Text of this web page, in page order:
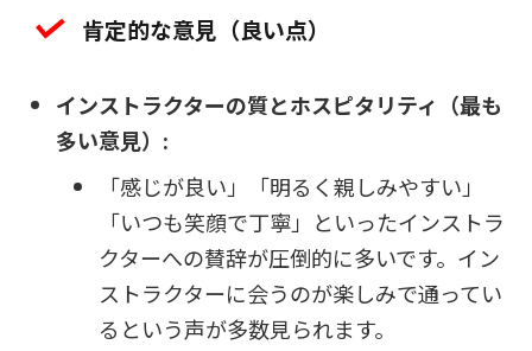
肯定的な意見（良い点）
インストラクターの質とホスピタリティ（最も
多い意見）:
「感じが良い」「明るく親しみやすい」
「いつも笑顔で丁寧」といったインストラ
クターへの賛辞が圧倒的に多いです。イン
ストラクターに会うのが楽しみで通ってい
るという声が多数見られます。